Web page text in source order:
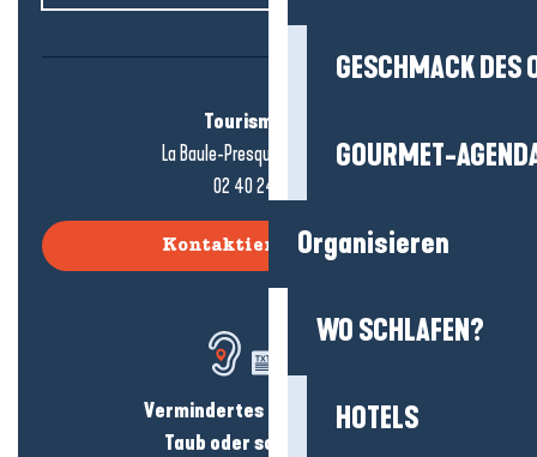
GESCHMACK DES
GOURMET-
Organisieren
WO SCHLAFEN?
HOTELS
Tourismusbüro
La Baule-Presqu'île de Guérande
02 40 24 34 44
Kontaktieren Sie uns
Vermindertes Hörvermögen?
Taub oder schwerhörig?